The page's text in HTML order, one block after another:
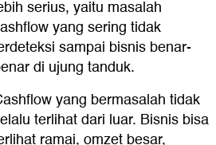
serius, yaitu masalah
yang sering tidak
sampai bisnis benar-
di ujung tanduk.
yang bermasalah tidak
terlihat dari luar. Bisnis bisa
ramai, omzet besar,